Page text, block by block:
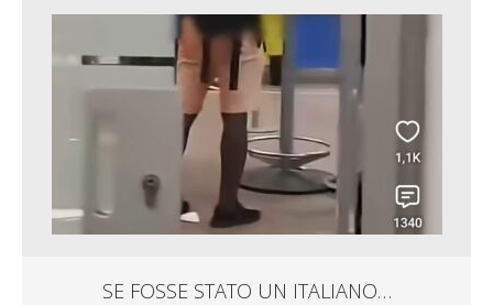
SE FOSSE STATO UN ITALIANO…